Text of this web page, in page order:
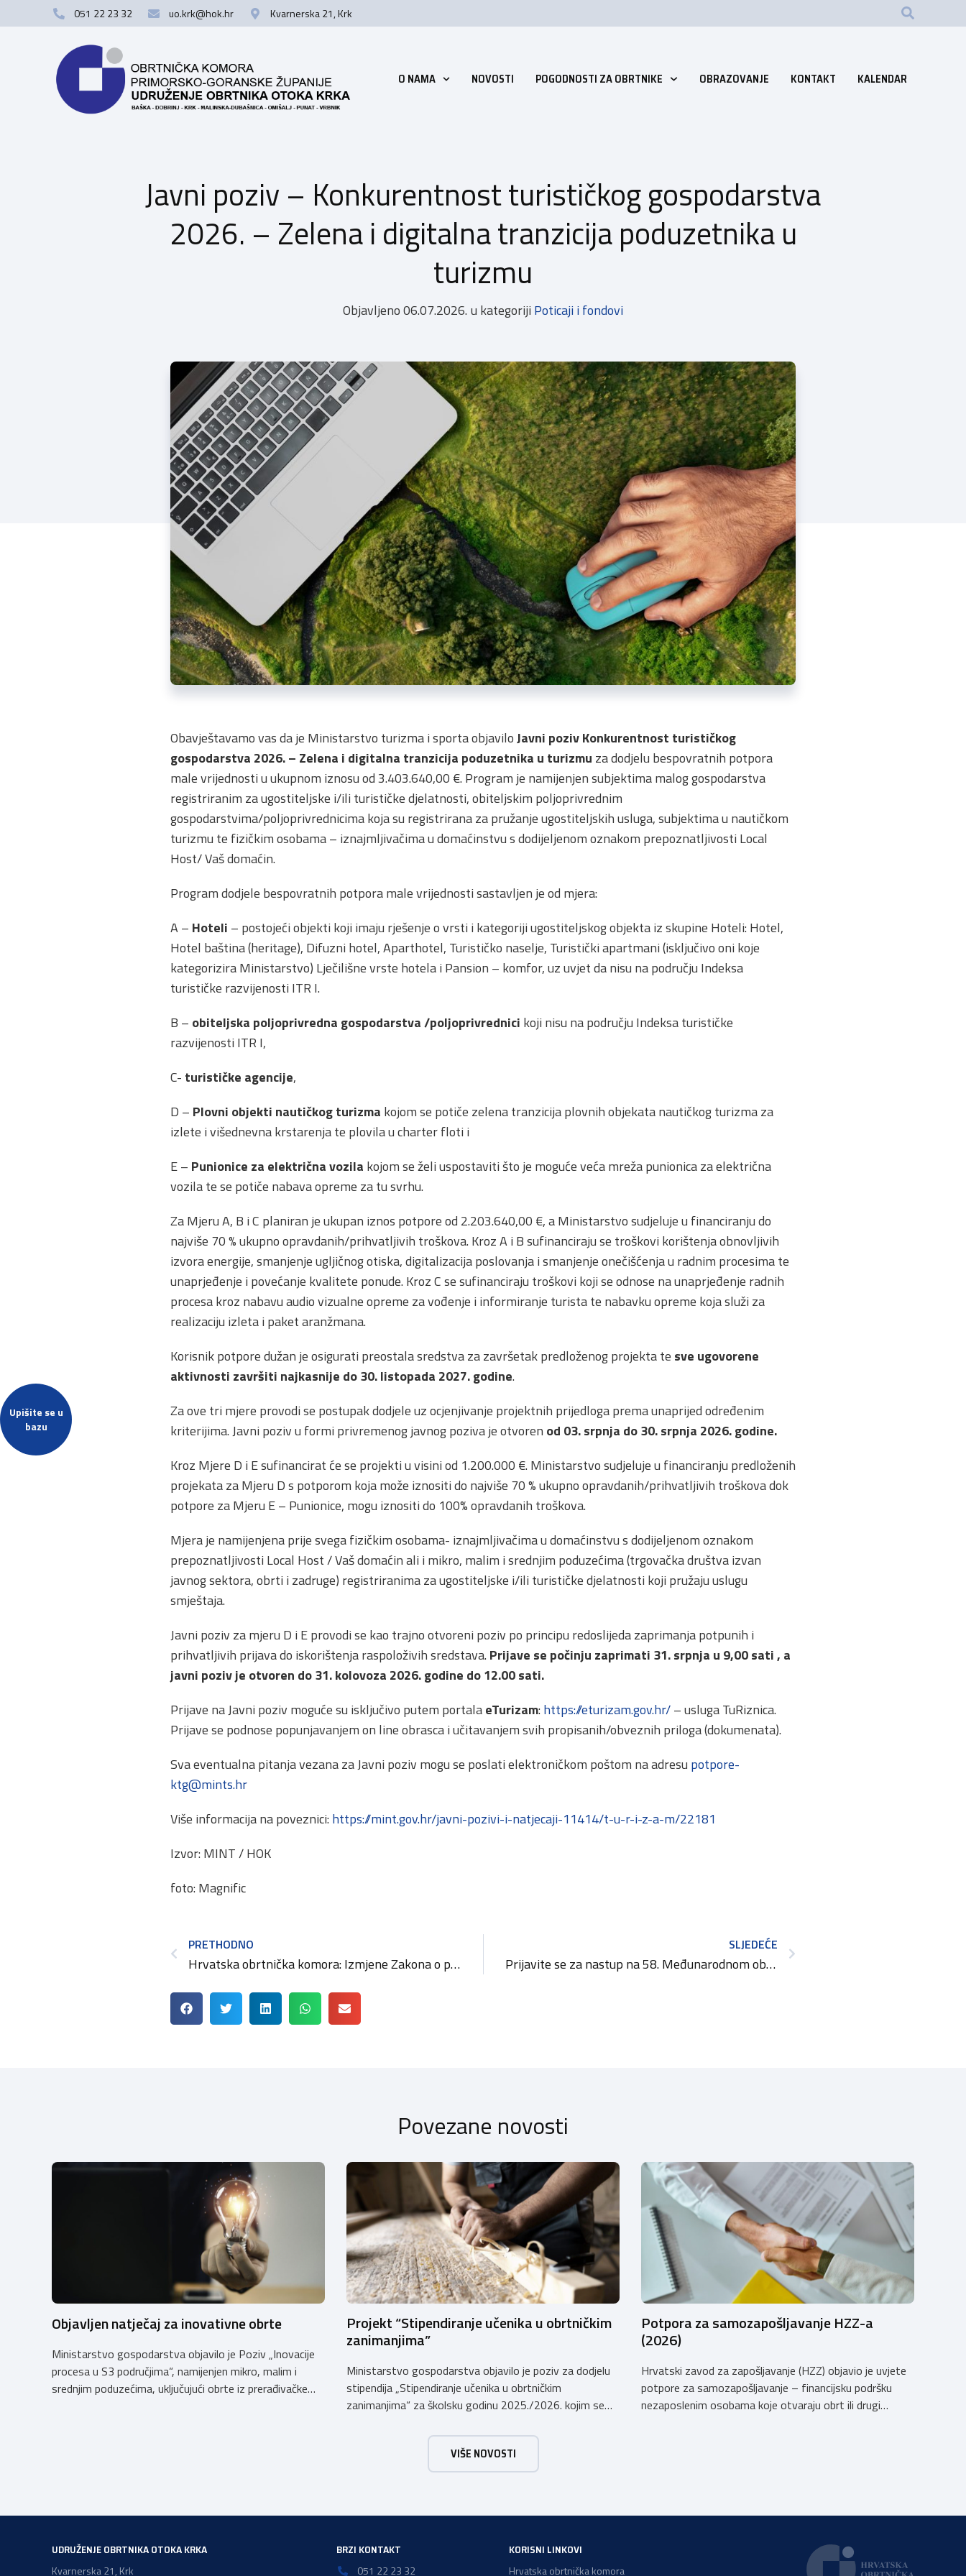
Upišite se u
bazu
051 22 23 32 uo.krk@hok.hr Kvarnerska 21, Krk
O NAMA NOVOSTI POGODNOSTI ZA OBRTNIKE OBRAZOVANJE KONTAKT KALENDAR
Javni poziv – Konkurentnost turističkog gospodarstva
2026. – Zelena i digitalna tranzicija poduzetnika u
turizmu
Objavljeno06.07.2026. u kategoriji Poticaji i fondovi
Obavještavamo vas da je Ministarstvo turizma i sporta objaviloJavni pozivKonkurentnost turističkog
gospodarstva 2026. – Zelena i digitalna tranzicija poduzetnika u turizmu za dodjelu bespovratnih potpora
male vrijednosti u ukupnom iznosu od 3.403.640,00 €. Program je namijenjen subjektima malog gospodarstva
registriranim za ugostiteljske i/ili turističke djelatnosti, obiteljskim poljoprivrednim
gospodarstvima/poljoprivrednicima koja su registrirana za pružanje ugostiteljskih usluga, subjektima u nautičkom
turizmu te fizičkim osobama – iznajmljivačima u domaćinstvu s dodijeljenom oznakom prepoznatljivosti Local
Host/ Vaš domaćin.
Program dodjele bespovratnih potpora male vrijednosti sastavljen je od mjera:
A – Hoteli – postojeći objekti koji imaju rješenje o vrsti i kategoriji ugostiteljskog objekta iz skupine Hoteli: Hotel,
Hotel baština (heritage), Difuzni hotel, Aparthotel, Turističko naselje, Turistički apartmani (isključivo oni koje
kategorizira Ministarstvo) Lječilišne vrste hotela i Pansion – komfor, uz uvjet da nisu na području Indeksa
turističke razvijenosti ITR I.
B – obiteljska poljoprivredna gospodarstva /poljoprivrednici koji nisu na području Indeksa turističke
razvijenosti ITR I,
C- turističke agencije,
D – Plovni objekti nautičkog turizma kojom se potiče zelena tranzicija plovnih objekata nautičkog turizma za
izlete i višednevna krstarenja te plovila u charter floti i
E – Punionice za električna vozila kojom se želi uspostaviti što je moguće veća mreža punionica za električna
vozila te se potiče nabava opreme za tu svrhu.
Za Mjeru A, B i C planiran je ukupan iznos potpore od 2.203.640,00 €, a Ministarstvo sudjeluje u financiranju do
najviše 70 % ukupno opravdanih/prihvatljivih troškova. Kroz A i B sufinanciraju se troškovi korištenja obnovljivih
izvora energije, smanjenje ugljičnog otiska, digitalizacija poslovanja i smanjenje onečišćenja u radnim procesima te
unaprjeđenje i povećanje kvalitete ponude. Kroz C se sufinanciraju troškovi koji se odnose na unaprjeđenje radnih
procesa kroz nabavu audio vizualne opreme za vođenje i informiranje turista te nabavku opreme koja služi za
realizaciju izleta i paket aranžmana.
Korisnik potpore dužan je osigurati preostala sredstva za završetak predloženog projekta te sve ugovorene
aktivnosti završiti najkasnije do 30. listopada 2027. godine.
Za ove tri mjere provodi se postupak dodjele uz ocjenjivanje projektnih prijedloga prema unaprijed određenim
kriterijima. Javni poziv u formi privremenog javnog poziva je otvoren od 03. srpnja do 30. srpnja 2026. godine.
Kroz Mjere D i E sufinancirat će se projekti u visini od 1.200.000 €. Ministarstvo sudjeluje u financiranju predloženih
projekata za Mjeru D s potporom koja može iznositi do najviše 70 % ukupno opravdanih/prihvatljivih troškova dok
potpore za Mjeru E – Punionice, mogu iznositi do 100% opravdanih troškova.
Mjera je namijenjena prije svega fizičkim osobama- iznajmljivačima u domaćinstvu s dodijeljenom oznakom
prepoznatljivosti Local Host / Vaš domaćin ali i mikro, malim i srednjim poduzećima (trgovačka društva izvan
javnog sektora, obrti i zadruge) registriranima za ugostiteljske i/ili turističke djelatnosti koji pružaju uslugu
smještaja.
Javni poziv za mjeru D i E provodi se kao trajno otvoreni poziv po principu redoslijeda zaprimanja potpunih i
prihvatljivih prijava do iskorištenja raspoloživih sredstava. Prijave se počinju zaprimati 31. srpnja u 9,00 sati , a
javni poziv je otvoren do 31. kolovoza 2026. godine do 12.00 sati.
Prijave na Javni poziv moguće su isključivo putem portalaeTurizam: https://eturizam.gov.hr/– usluga TuRiznica.
Prijave se podnose popunjavanjem on line obrasca i učitavanjem svih propisanih/obveznih priloga (dokumenata).
Sva eventualna pitanja vezana za Javni poziv mogu se poslati elektroničkom poštom na adresu potpore-
ktg@mints.hr
Više informacija na poveznici: https://mint.gov.hr/javni-pozivi-i-natjecaji-11414/t-u-r-i-z-a-m/22181
Izvor: MINT / HOK
foto: Magnific
PRETHODNO
Hrvatska obrtnička komora: Izmjene Zakona o prijevozu u cestovnom prometu važan su korak prema uređenijem autotaksi tržištu
SLJEDEĆE
Prijavite se za nastup na 58. Međunarodnom obrtničkom i poduzetničkom sajmu u Celju 2026. godine
Povezane novosti
Objavljen natječaj za inovativne obrte
Ministarstvo gospodarstva objavilo je Poziv „Inovacije
procesa u S3 područjima“, namijenjen mikro, malim i
srednjim poduzećima, uključujući obrte iz prerađivačke
Projekt “Stipendiranje učenika u obrtničkim
zanimanjima”
Ministarstvo gospodarstva objavilo je poziv za dodjelu
stipendija „Stipendiranje učenika u obrtničkim
zanimanjima“ za školsku godinu 2025./2026. kojim se
2025./2026. obrazuju temeljem programa/kurikula u
trogodišnjem trajanju za stjecanje deficitarnih obrtničkih
zanimanja, sukladno Preporukama za obrazovnu upisnu
Potpora za samozapošljavanje HZZ-a
(2026)
Hrvatski zavod za zapošljavanje (HZZ) objavio je uvjete
potpore za samozapošljavanje – financijsku podršku
nezaposlenim osobama koje otvaraju obrt ili drugi
VIŠE NOVOSTI
UDRUŽENJE OBRTNIKA OTOKA KRKA
Kvarnerska 21, Krk
BRZI KONTAKT
051 22 23 32
KORISNI LINKOVI
Hrvatska obrtnička komora